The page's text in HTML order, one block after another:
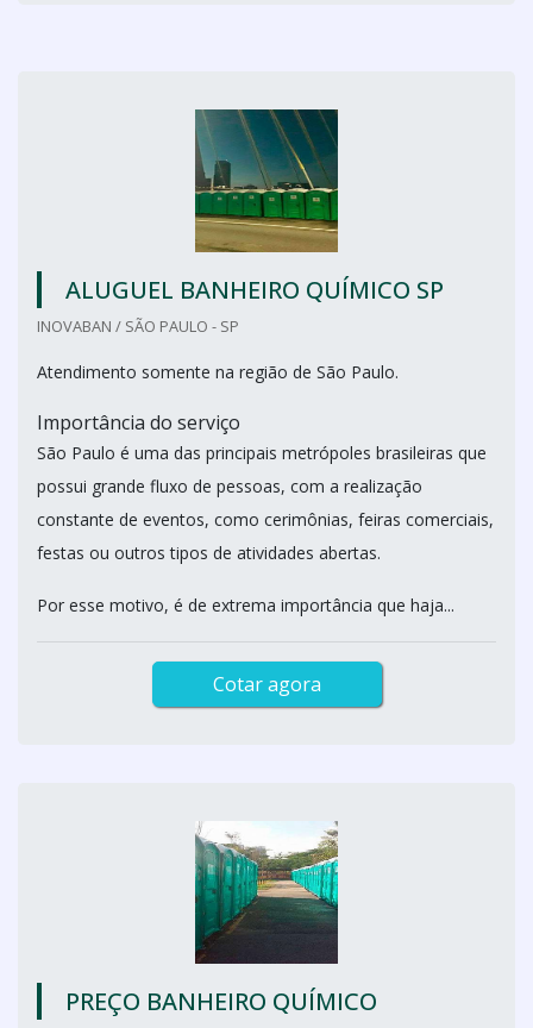
ALUGUEL BANHEIRO QUÍMICO SP
INOVABAN / SÃO PAULO - SP
Atendimento somente na região de São Paulo.
Importância do serviço
São Paulo é uma das principais metrópoles brasileiras que
possui grande fluxo de pessoas, com a realização
constante de eventos, como cerimônias, feiras comerciais,
festas ou outros tipos de atividades abertas.
Por esse motivo, é de extrema importância que haja...
Cotar agora
PREÇO BANHEIRO QUÍMICO